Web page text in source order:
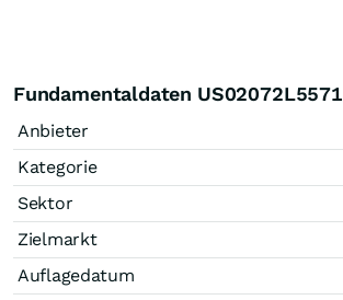
Fundamentaldaten US02072L5571
Anbieter
Kategorie
Sektor
Zielmarkt
Auflagedatum